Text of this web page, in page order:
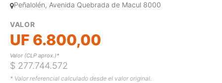
Peñalolén, Avenida Quebrada de Macul 8000
VALOR
UF 6.800,00
Valor (CLP aprox.)*
$ 277.744.572
* Valor referencial calculado desde el valor original.